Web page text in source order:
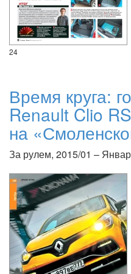
24
Время круга:
Renault Clio
на
За рулем, 2015/01 –